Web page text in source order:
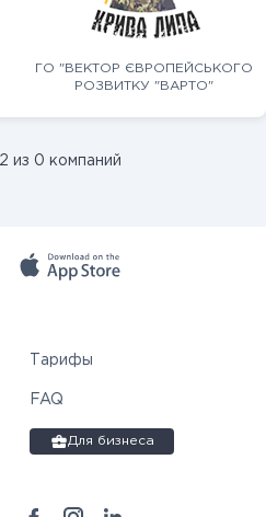
ГО "ВЕКТОР ЄВРОПЕЙСЬКОГО
РОЗВИТКУ "ВАРТО"
из 0 компаний
Тарифы
FAQ
Для бизнеса